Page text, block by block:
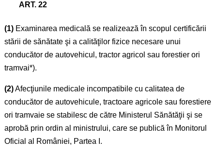
ART. 22
(1)Examinarea medicală se realizează în scopul certificării
stării de sănătate şi a calităţilor fizice necesare unui
conducător de autovehicul, tractor agricol sau forestier ori
tramvai*).
(2)Afecţiunile medicale incompatibile cu calitatea de
conducător de autovehicule, tractoare agricole sau forestiere
ori tramvaie se stabilesc de către Ministerul Sănătăţii şi se
aprobă prin ordin al ministrului, care se publică în Monitorul
Oficial al României, Partea I.